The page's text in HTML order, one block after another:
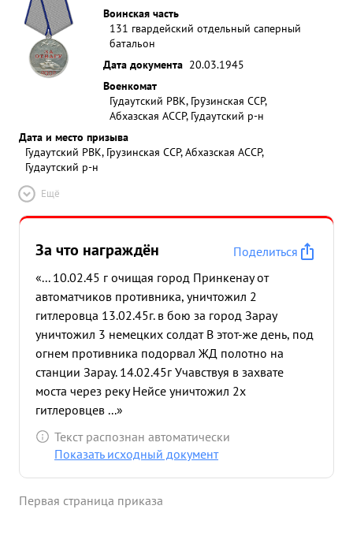
Воинская часть
131 гвардейский отдельный саперный
батальон
Дата документа 20.03.1945
Военкомат
Гудаутский РВК, Грузинская ССР,
Абхазская АССР, Гудаутский р-н
Дата и место призыва
Гудаутский РВК, Грузинская ССР, Абхазская АССР,
Гудаутский р-н
Ещё
За что награждён
Поделиться
«... 10.02.45 г очищая город Принкенау от
автоматчиков противника, уничтожил 2
гитлеровца 13.02.45г. в бою за город Зарау
уничтожил 3 немецких солдат В этот-же день, под
огнем противника подорвал ЖД полотно на
станции Зарау. 14.02.45г Учавствуя в захвате
моста через реку Нейсе уничтожил 2х
гитлеровцев ...»
Текст распознан автоматически
Показать исходный документ
Первая страница приказа